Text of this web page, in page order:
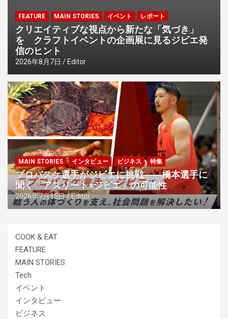
FEATURE MAIN STORIES イベント レポート
クリエイティブな視点から新たな「気づき」
を クラフトイベントの企画展に見るジビエ発
信のヒント
2026年8月7日 Editor
MAIN STORIES インタビュー ビジネス 特集
プロバスケ選手がジビエに挑戦――橋本選手に
聞く「アスリート×ジビエ」の可能性
2026年7月15日 Editor
COOK & EAT
FEATURE
MAIN STORIES
Tech
イベント
インタビュー
ビジネス